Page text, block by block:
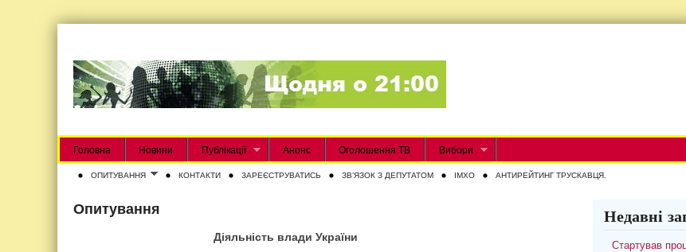
Головна Новини Публікації Анонс Оголошення ТВ Вибори
ОПИТУВАННЯ КОНТАКТИ ЗАРЕЄСТРУВАТИСЬ ЗВʼЯЗОК З ДЕПУТАТОМ IMXO АНТИРЕЙТИНГ ТРУСКАВЦЯ.
Опитування
Діяльність влади України
Недавні
Стартував